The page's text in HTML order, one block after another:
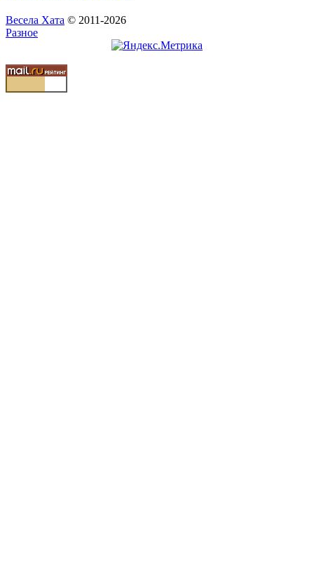
Весела Хата © 2011-2026
Разное